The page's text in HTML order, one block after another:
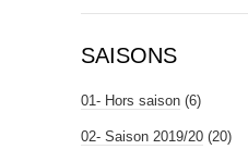
SAISONS
01- Hors saison (6)
02- Saison 2019/20 (20)